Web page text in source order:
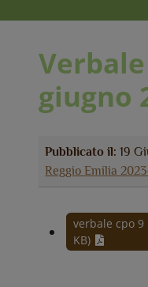
Verbale
giugno
Pubblicato il: 19
Reggio Emilia
verbale cpo 9
KB)